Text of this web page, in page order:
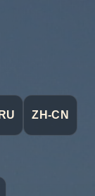
RU ZH-CN